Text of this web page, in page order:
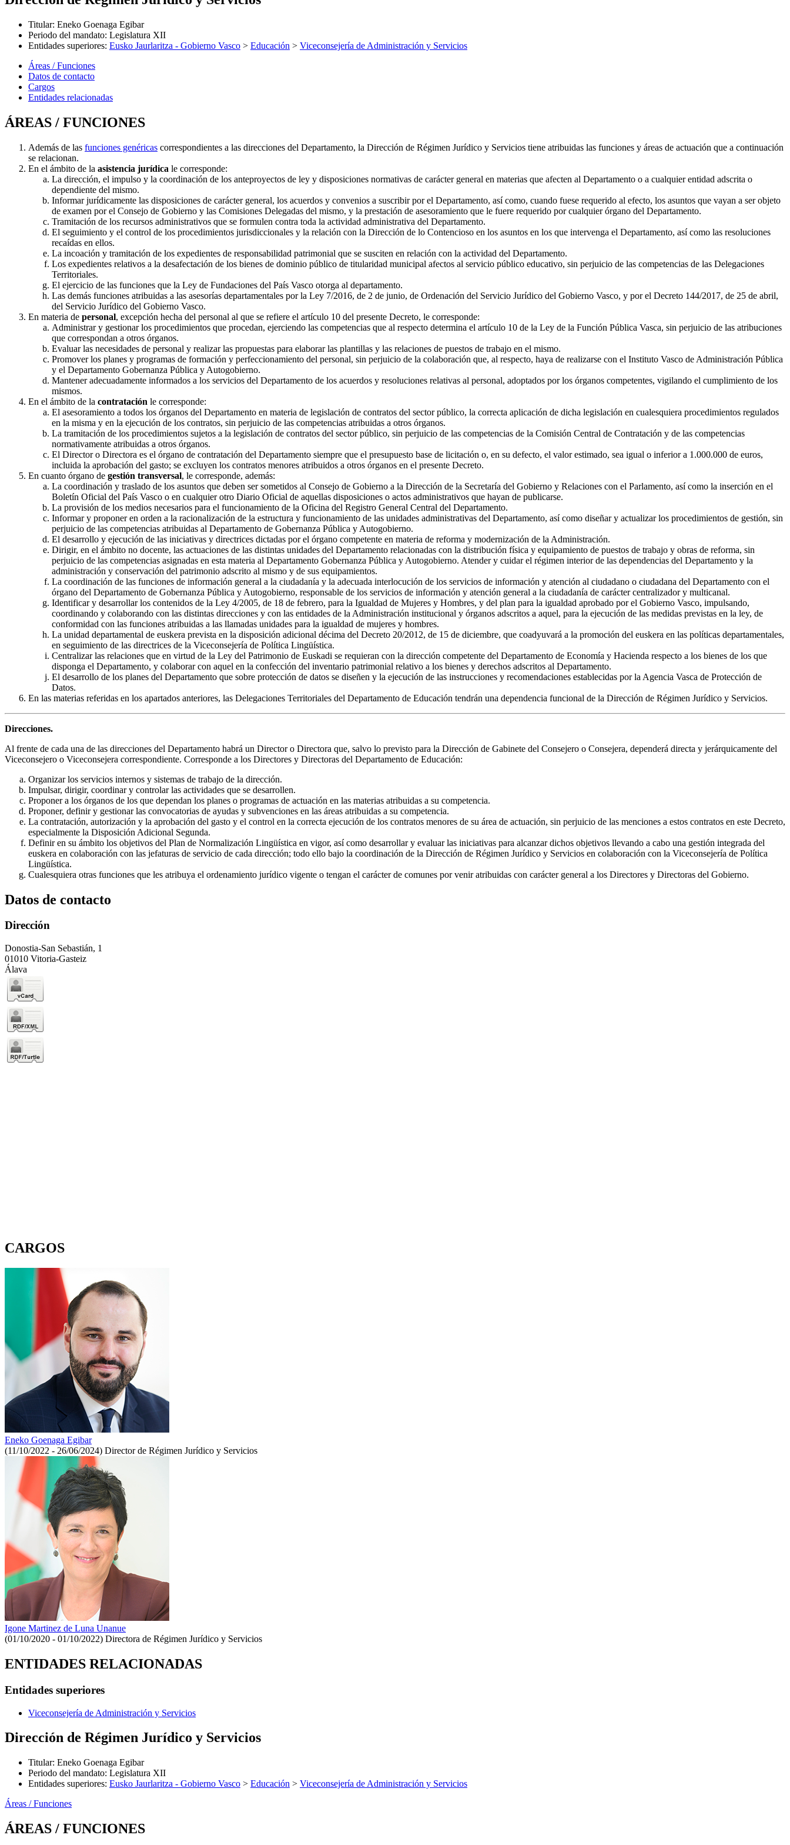
Titular: Eneko Goenaga Egibar
Periodo del mandato: Legislatura XII
Entidades superiores: Eusko Jaurlaritza - Gobierno Vasco > Educación > Viceconsejería de Administración y Servicios
Áreas / Funciones
Datos de contacto
Cargos
Entidades relacionadas
ÁREAS / FUNCIONES
Además de las funciones genéricas correspondientes a las direcciones del Departamento, la Dirección de Régimen Jurídico y Servicios tiene atribuidas las funciones y áreas de actuación que a continuación
se relacionan.
En el ámbito de la asistencia jurídica le corresponde:
La dirección, el impulso y la coordinación de los anteproyectos de ley y disposiciones normativas de carácter general en materias que afecten al Departamento o a cualquier entidad adscrita o
dependiente del mismo.
Informar jurídicamente las disposiciones de carácter general, los acuerdos y convenios a suscribir por el Departamento, así como, cuando fuese requerido al efecto, los asuntos que vayan a ser objeto
de examen por el Consejo de Gobierno y las Comisiones Delegadas del mismo, y la prestación de asesoramiento que le fuere requerido por cualquier órgano del Departamento.
Tramitación de los recursos administrativos que se formulen contra toda la actividad administrativa del Departamento.
El seguimiento y el control de los procedimientos jurisdiccionales y la relación con la Dirección de lo Contencioso en los asuntos en los que intervenga el Departamento, así como las resoluciones
recaídas en ellos.
La incoación y tramitación de los expedientes de responsabilidad patrimonial que se susciten en relación con la actividad del Departamento.
Los expedientes relativos a la desafectación de los bienes de dominio público de titularidad municipal afectos al servicio público educativo, sin perjuicio de las competencias de las Delegaciones
Territoriales.
El ejercicio de las funciones que la Ley de Fundaciones del País Vasco otorga al departamento.
Las demás funciones atribuidas a las asesorías departamentales por la Ley 7/2016, de 2 de junio, de Ordenación del Servicio Jurídico del Gobierno Vasco, y por el Decreto 144/2017, de 25 de abril,
del Servicio Jurídico del Gobierno Vasco.
En materia de personal, excepción hecha del personal al que se refiere el artículo 10 del presente Decreto, le corresponde:
Administrar y gestionar los procedimientos que procedan, ejerciendo las competencias que al respecto determina el artículo 10 de la Ley de la Función Pública Vasca, sin perjuicio de las atribuciones
que correspondan a otros órganos.
Evaluar las necesidades de personal y realizar las propuestas para elaborar las plantillas y las relaciones de puestos de trabajo en el mismo.
Promover los planes y programas de formación y perfeccionamiento del personal, sin perjuicio de la colaboración que, al respecto, haya de realizarse con el Instituto Vasco de Administración Pública
y el Departamento Gobernanza Pública y Autogobierno.
Mantener adecuadamente informados a los servicios del Departamento de los acuerdos y resoluciones relativas al personal, adoptados por los órganos competentes, vigilando el cumplimiento de los
mismos.
En el ámbito de la contratación le corresponde:
El asesoramiento a todos los órganos del Departamento en materia de legislación de contratos del sector público, la correcta aplicación de dicha legislación en cualesquiera procedimientos regulados
en la misma y en la ejecución de los contratos, sin perjuicio de las competencias atribuidas a otros órganos.
La tramitación de los procedimientos sujetos a la legislación de contratos del sector público, sin perjuicio de las competencias de la Comisión Central de Contratación y de las competencias
normativamente atribuidas a otros órganos.
El Director o Directora es el órgano de contratación del Departamento siempre que el presupuesto base de licitación o, en su defecto, el valor estimado, sea igual o inferior a 1.000.000 de euros,
incluida la aprobación del gasto; se excluyen los contratos menores atribuidos a otros órganos en el presente Decreto.
En cuanto órgano de gestión transversal, le corresponde, además:
La coordinación y traslado de los asuntos que deben ser sometidos al Consejo de Gobierno a la Dirección de la Secretaría del Gobierno y Relaciones con el Parlamento, así como la inserción en el
Boletín Oficial del País Vasco o en cualquier otro Diario Oficial de aquellas disposiciones o actos administrativos que hayan de publicarse.
La provisión de los medios necesarios para el funcionamiento de la Oficina del Registro General Central del Departamento.
Informar y proponer en orden a la racionalización de la estructura y funcionamiento de las unidades administrativas del Departamento, así como diseñar y actualizar los procedimientos de gestión, sin
perjuicio de las competencias atribuidas al Departamento de Gobernanza Pública y Autogobierno.
El desarrollo y ejecución de las iniciativas y directrices dictadas por el órgano competente en materia de reforma y modernización de la Administración.
Dirigir, en el ámbito no docente, las actuaciones de las distintas unidades del Departamento relacionadas con la distribución física y equipamiento de puestos de trabajo y obras de reforma, sin
perjuicio de las competencias asignadas en esta materia al Departamento Gobernanza Pública y Autogobierno. Atender y cuidar el régimen interior de las dependencias del Departamento y la
administración y conservación del patrimonio adscrito al mismo y de sus equipamientos.
La coordinación de las funciones de información general a la ciudadanía y la adecuada interlocución de los servicios de información y atención al ciudadano o ciudadana del Departamento con el
órgano del Departamento de Gobernanza Pública y Autogobierno, responsable de los servicios de información y atención general a la ciudadanía de carácter centralizador y multicanal.
Identificar y desarrollar los contenidos de la Ley 4/2005, de 18 de febrero, para la Igualdad de Mujeres y Hombres, y del plan para la igualdad aprobado por el Gobierno Vasco, impulsando,
coordinando y colaborando con las distintas direcciones y con las entidades de la Administración institucional y órganos adscritos a aquel, para la ejecución de las medidas previstas en la ley, de
conformidad con las funciones atribuidas a las llamadas unidades para la igualdad de mujeres y hombres.
La unidad departamental de euskera prevista en la disposición adicional décima del Decreto 20/2012, de 15 de diciembre, que coadyuvará a la promoción del euskera en las políticas departamentales,
en seguimiento de las directrices de la Viceconsejería de Política Lingüística.
Centralizar las relaciones que en virtud de la Ley del Patrimonio de Euskadi se requieran con la dirección competente del Departamento de Economía y Hacienda respecto a los bienes de los que
disponga el Departamento, y colaborar con aquel en la confección del inventario patrimonial relativo a los bienes y derechos adscritos al Departamento.
El desarrollo de los planes del Departamento que sobre protección de datos se diseñen y la ejecución de las instrucciones y recomendaciones establecidas por la Agencia Vasca de Protección de
Datos.
En las materias referidas en los apartados anteriores, las Delegaciones Territoriales del Departamento de Educación tendrán una dependencia funcional de la Dirección de Régimen Jurídico y Servicios.
Direcciones.
Al frente de cada una de las direcciones del Departamento habrá un Director o Directora que, salvo lo previsto para la Dirección de Gabinete del Consejero o Consejera, dependerá directa y jerárquicamente del
Viceconsejero o Viceconsejera correspondiente. Corresponde a los Directores y Directoras del Departamento de Educación:
Organizar los servicios internos y sistemas de trabajo de la dirección.
Impulsar, dirigir, coordinar y controlar las actividades que se desarrollen.
Proponer a los órganos de los que dependan los planes o programas de actuación en las materias atribuidas a su competencia.
Proponer, definir y gestionar las convocatorias de ayudas y subvenciones en las áreas atribuidas a su competencia.
La contratación, autorización y la aprobación del gasto y el control en la correcta ejecución de los contratos menores de su área de actuación, sin perjuicio de las menciones a estos contratos en este Decreto,
especialmente la Disposición Adicional Segunda.
Definir en su ámbito los objetivos del Plan de Normalización Lingüística en vigor, así como desarrollar y evaluar las iniciativas para alcanzar dichos objetivos llevando a cabo una gestión integrada del
euskera en colaboración con las jefaturas de servicio de cada dirección; todo ello bajo la coordinación de la Dirección de Régimen Jurídico y Servicios en colaboración con la Viceconsejería de Política
Lingüística.
Cualesquiera otras funciones que les atribuya el ordenamiento jurídico vigente o tengan el carácter de comunes por venir atribuidas con carácter general a los Directores y Directoras del Gobierno.
Datos de contacto
Dirección
Donostia-San Sebastián, 1
01010 Vitoria-Gasteiz
Álava
CARGOS
Eneko Goenaga Egibar
(11/10/2022 - 26/06/2024) Director de Régimen Jurídico y Servicios
Igone Martinez de Luna Unanue
(01/10/2020 - 01/10/2022) Directora de Régimen Jurídico y Servicios
ENTIDADES RELACIONADAS
Entidades superiores
Viceconsejería de Administración y Servicios
Dirección de Régimen Jurídico y Servicios
Titular: Eneko Goenaga Egibar
Periodo del mandato: Legislatura XII
Entidades superiores: Eusko Jaurlaritza - Gobierno Vasco > Educación > Viceconsejería de Administración y Servicios
Áreas / Funciones
ÁREAS / FUNCIONES